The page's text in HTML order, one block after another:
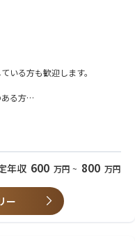
を担当します。
取り組み、しっかりとクライ
け、クライアントの営業活動
カー側への転籍のチャンス
いる方も歓迎します。
る方
年収 600 万円 ~ 800 万円
ー